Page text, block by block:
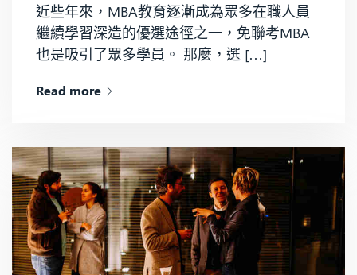
近些年來，MBA教育逐漸成為眾多在職人員
繼續學習深造的優選途徑之一，免聯考MBA
也是吸引了眾多學員。 那麼，選 […]
Read more